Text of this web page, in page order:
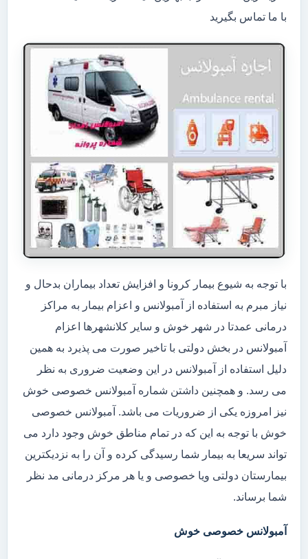
با ما تماس بگیرید
با توجه به شیوع بیمار کرونا و افزایش تعداد بیماران بدحال و
نیاز مبرم به استفاده از آمبولانس و اعزام بیمار به مراکز
درمانی عمدتا در شهر خوش و سایر کلانشهرها اعزام
آمبولانس در بخش دولتی با تاخیر صورت می پذیرد به همین
دلیل استفاده از آمبولانس در این وضعیت ضروری به نظر
می رسد. و همچنین داشتن شماره آمبولانس خصوصی خوش
نیز امروزه یکی از ضروریات می باشد. آمبولانس خصوصی
خوش با توجه به این که در تمام مناطق خوش وجود دارد می
تواند سریعا به بیمار شما رسیدگی کرده و آن را به نزدیکترین
بیمارستان دولتی ویا خصوصی و یا هر مرکز درمانی مد نظر
شما برساند.
آمبولانس خصوصی خوش